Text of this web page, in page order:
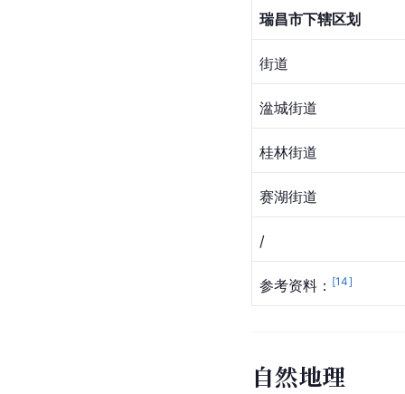
瑞昌市下辖区划
街道
湓城街道
桂林街道
赛湖街道
/
参考资料： [14]
自然地理